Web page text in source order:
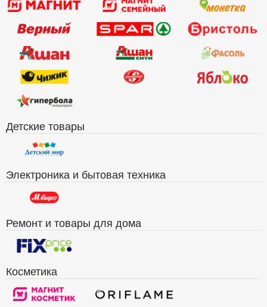
Детские товары
Электроника и бытовая техника
Ремонт и товары для дома
Косметика